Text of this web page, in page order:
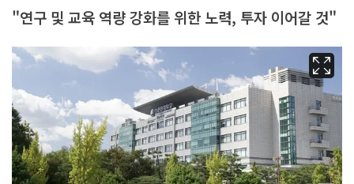
"연구 및 교육 역량 강화를 위한 노력, 투자 이어갈 것"